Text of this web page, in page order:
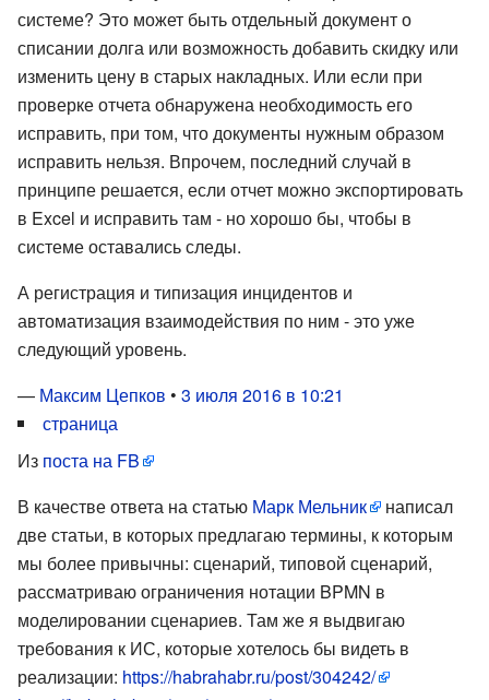
системе? Это может быть отдельный документ о
списании долга или возможность добавить скидку или
изменить цену в старых накладных. Или если при
проверке отчета обнаружена необходимость его
исправить, при том, что документы нужным образом
исправить нельзя. Впрочем, последний случай в
принципе решается, если отчет можно экспортировать
в Excel и исправить там - но хорошо бы, чтобы в
системе оставались следы.
А регистрация и типизация инцидентов и
автоматизация взаимодействия по ним - это уже
следующий уровень.
— Максим Цепков • 3 июля 2016 в 10:21
страница
Из поста на FB
В качестве ответа на статью Марк Мельник
написал
две статьи, в которых предлагаю термины, к которым
мы более привычны: сценарий, типовой сценарий,
рассматриваю ограничения нотации BPMN в
моделировании сценариев. Там же я выдвигаю
требования к ИС, которые хотелось бы видеть в
реализации: https://habrahabr.ru/post/304242/